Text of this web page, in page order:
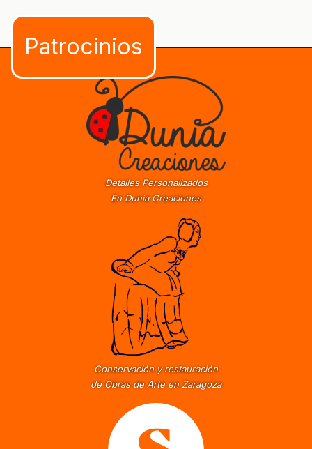
Detalles Personalizados
En Dunia Creaciones
Conservación y restauración
de Obras de Arte en Zaragoza